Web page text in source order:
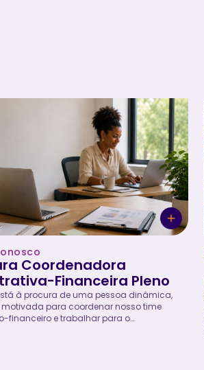
Coordenadora
Financeira Pleno
à procura de uma pessoa dinâmica,
para coordenar nosso time
financeiro e trabalhar para o